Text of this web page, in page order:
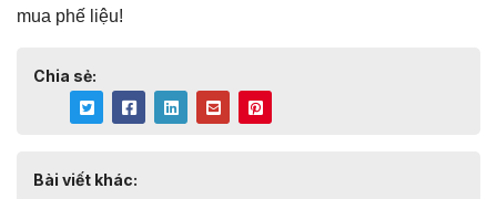
mua phế liệu!
Chia sẻ:
Bài viết khác: